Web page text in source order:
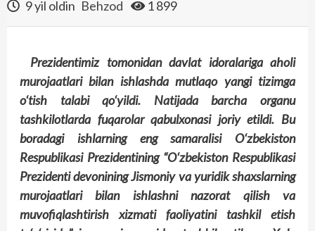
9 yil oldin Behzod 1 899
Prezidentimiz tomonidan davlat idoralariga aholi
murojaatlari bilan ishlashda mutlaqo yangi tizimga
o‘tish talabi qo‘yildi. Natijada barcha organu
tashkilotlarda fuqarolar qabulxonasi joriy etildi. Bu
boradagi ishlarning eng samaralisi O‘zbekiston
Respublikasi Prezidentining “O‘zbekiston Respublikasi
Prezidenti devonining Jismoniy va yuridik shaxslarning
murojaatlari bilan ishlashni nazorat qilish va
muvofiqlashtirish xizmati faoliyatini tashkil etish